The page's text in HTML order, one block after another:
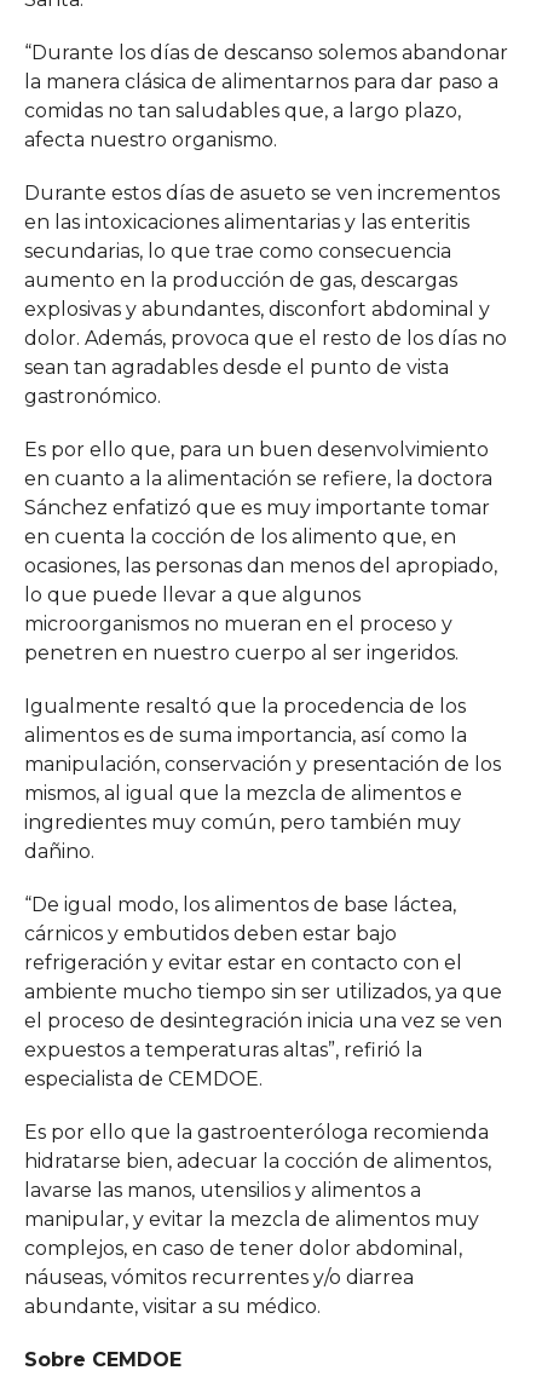
“Durante los días de descanso solemos abandonar
la manera clásica de alimentarnos para dar paso a
comidas no tan saludables que, a largo plazo,
afecta nuestro organismo.
Durante estos días de asueto se ven incrementos
en las intoxicaciones alimentarias y las enteritis
secundarias, lo que trae como consecuencia
aumento en la producción de gas, descargas
explosivas y abundantes, disconfort abdominal y
dolor. Además, provoca que el resto de los días no
sean tan agradables desde el punto de vista
gastronómico.
Es por ello que, para un buen desenvolvimiento
en cuanto a la alimentación se refiere, la doctora
Sánchez enfatizó que es muy importante tomar
en cuenta la cocción de los alimento que, en
ocasiones, las personas dan menos del apropiado,
lo que puede llevar a que algunos
microorganismos no mueran en el proceso y
penetren en nuestro cuerpo al ser ingeridos.
Igualmente resaltó que la procedencia de los
alimentos es de suma importancia, así como la
manipulación, conservación y presentación de los
mismos, al igual que la mezcla de alimentos e
ingredientes muy común, pero también muy
dañino.
“De igual modo, los alimentos de base láctea,
cárnicos y embutidos deben estar bajo
refrigeración y evitar estar en contacto con el
ambiente mucho tiempo sin ser utilizados, ya que
el proceso de desintegración inicia una vez se ven
expuestos a temperaturas altas”, refirió la
especialista de CEMDOE.
Es por ello que la gastroenteróloga recomienda
hidratarse bien, adecuar la cocción de alimentos,
lavarse las manos, utensilios y alimentos a
manipular, y evitar la mezcla de alimentos muy
complejos, en caso de tener dolor abdominal,
náuseas, vómitos recurrentes y/o diarrea
abundante, visitar a su médico.
Sobre CEMDOE